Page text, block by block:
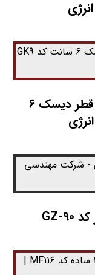
گل میخ سفید طول 9 سانت و قطر دیسک 6